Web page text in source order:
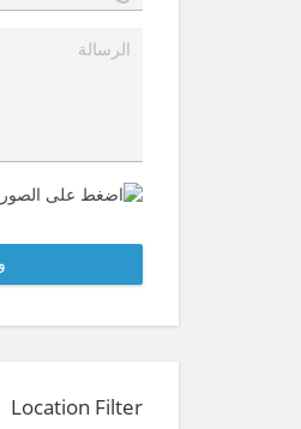
Location Filter